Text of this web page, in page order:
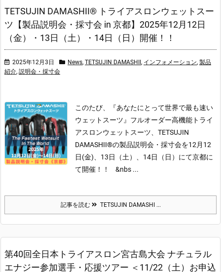
TETSUJIN DAMASHII® トライアスロンウェットスー
ツ【製品説明会・採寸会 in 京都】2025年12月12日
（金）・13日（土）・14日（日）開催！！
2025年12月3日 News, TETSUJIN DAMASHII , インフォメーション, 製品
紹介, 説明会・採寸会
このたび、『あなたにとって世界で最も速い
ウェットスーツ』フルオーダー高機能トライ
アスロンウェットスーツ、TETSUJIN
DAMASHII®の製品説明会・採寸会を12月12
日(金)、13日（土）、14日（日）にて京都に
て開催！！
&nbs ...
記事を読む TETSUJIN DAMASHI ...
第40回全日本トライアスロン宮古島大会 ナチュラル
エナジー参加選手・応援ツアー ＜11/22（土）お申込